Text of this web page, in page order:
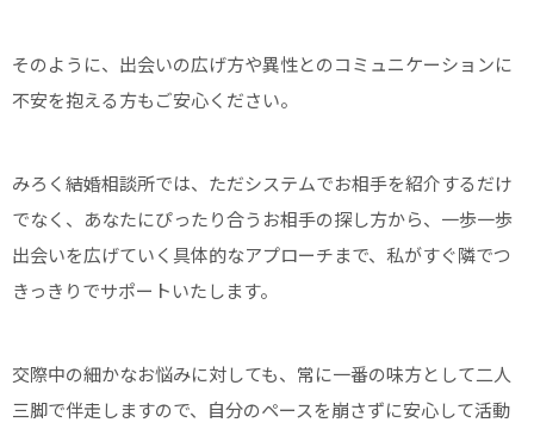
そのように、出会いの広げ方や異性とのコミュニケーションに
不安を抱える方もご安心ください。
みろく結婚相談所では、ただシステムでお相手を紹介するだけ
でなく、あなたにぴったり合うお相手の探し方から、一歩一歩
出会いを広げていく具体的なアプローチまで、私がすぐ隣でつ
きっきりでサポートいたします。
交際中の細かなお悩みに対しても、常に一番の味方として二人
三脚で伴走しますので、自分のペースを崩さずに安心して活動